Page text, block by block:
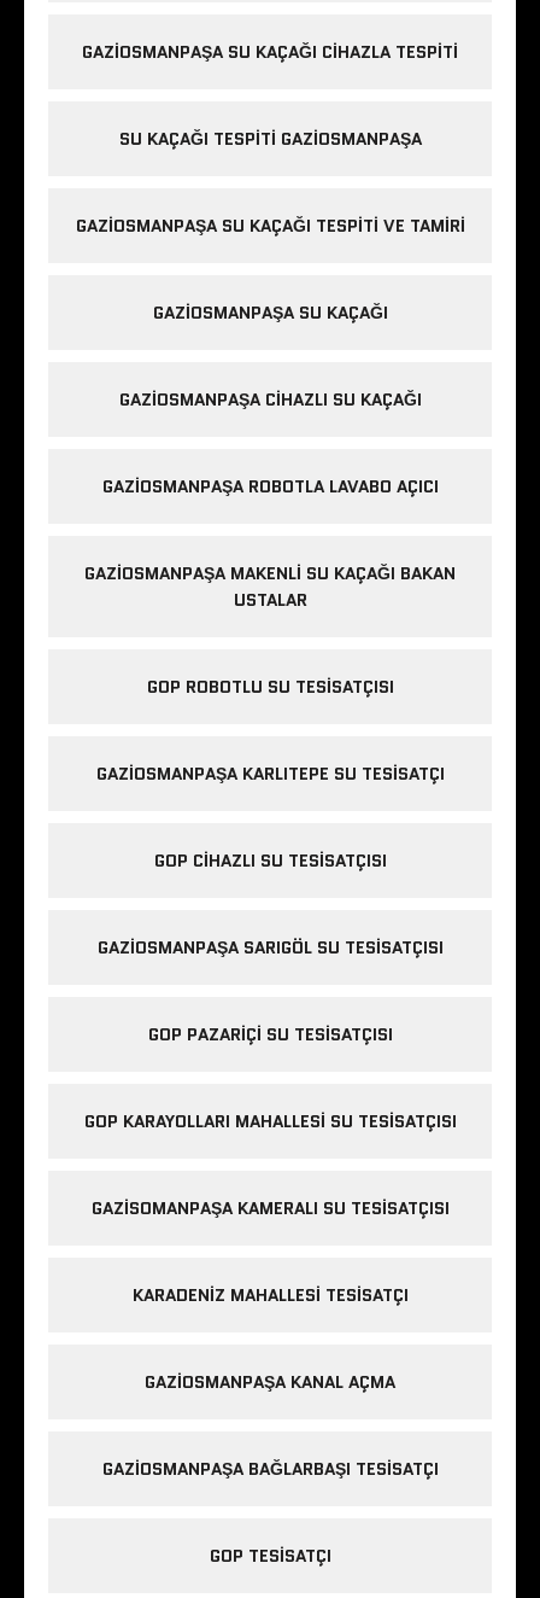
GAZIOSMANPAŞA SU KAÇAĞI CIHAZLA TESPITI
SU KAÇAĞI TESPITI GAZIOSMANPAŞA
GAZIOSMANPAŞA SU KAÇAĞI TESPITI VE TAMIRI
GAZIOSMANPAŞA SU KAÇAĞI
GAZIOSMANPAŞA CIHAZLI SU KAÇAĞI
GAZIOSMANPAŞA ROBOTLA LAVABO AÇICI
GAZIOSMANPAŞA MAKENLI SU KAÇAĞI BAKAN
USTALAR
GOP ROBOTLU SU TESISATÇISI
GAZIOSMANPAŞA KARLITEPE SU TESISATÇI
GOP CIHAZLI SU TESISATÇISI
GAZIOSMANPAŞA SARIGÖL SU TESISATÇISI
GOP PAZARIÇI SU TESISATÇISI
GOP KARAYOLLARI MAHALLESI SU TESISATÇISI
GAZISOMANPAŞA KAMERALI SU TESISATÇISI
KARADENIZ MAHALLESI TESISATÇI
GAZIOSMANPAŞA KANAL AÇMA
GAZIOSMANPAŞA BAĞLARBAŞI TESISATÇI
GOP TESISATÇI